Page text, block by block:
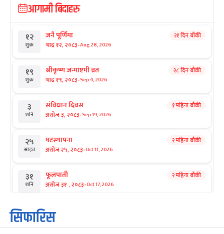
आगामी बिदाहरु
१२
शुक्र
जनै पूर्णिमा
भाद्र १२, २०८३-Aug 28, 2026
२१ दिन बाँकी
१९
शुक्र
श्रीकृष्ण जन्माष्टमी व्रत
भाद्र १९, २०८३-Sep 4, 2026
२८ दिन बाँकी
३
शनि
संविधान दिवस
असोज ३, २०८३-Sep 19, 2026
१ महिना बाँकी
२५
आइत
घटस्थापना
असोज २५, २०८३-Oct 11, 2026
२ महिना बाँकी
३१
शनि
फूलपाती
असोज ३१ , २०८३-Oct 17, 2026
२ महिना बाँकी
१
आइत
कार्तिक सङ्क्रान्ति
कार्तिक १, २०८३
सिफारिस